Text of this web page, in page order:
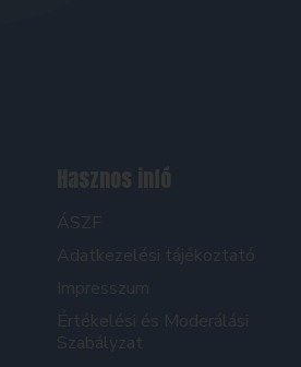
Hasznos infó
ÁSZF
Adatkezelési tájékoztató
Impresszum
Értékelési és Moderálási
Szabályzat